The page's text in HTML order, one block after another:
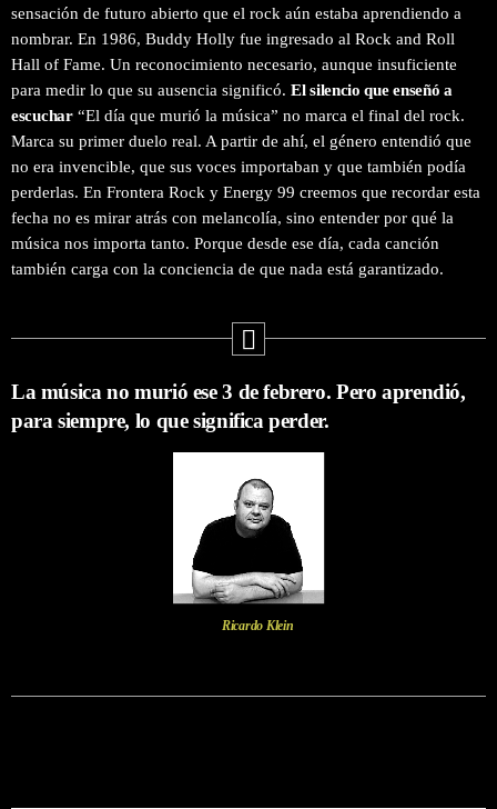
sensación de futuro abierto que el rock aún estaba aprendiendo a
nombrar. En 1986, Buddy Holly fue ingresado al Rock and Roll
Hall of Fame. Un reconocimiento necesario, aunque insuficiente
para medir lo que su ausencia significó. El silencio que enseñó a
escuchar“El día que murió la música” no marca el final del rock.
Marca su primer duelo real. A partir de ahí, el género entendió que
no era invencible, que sus voces importaban y que también podía
perderlas. En Frontera Rock y Energy 99 creemos que recordar esta
fecha no es mirar atrás con melancolía, sino entender por qué la
música nos importa tanto. Porque desde ese día, cada canción
también carga con la conciencia de que nada está garantizado.
La música no murió ese 3 de febrero. Pero aprendió,
para siempre, lo que significa perder.
Ricardo Klein